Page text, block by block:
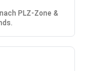
PLZ-Zone &